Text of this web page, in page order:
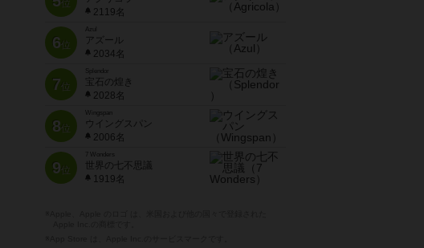
位
2119名
6位
Azul
アズール
2034名
7位
宝石の煌き
2028名
8位
Wingspan
ウイングスパン
2006名
9位
7 Wonders
世界の七不思議
1919名